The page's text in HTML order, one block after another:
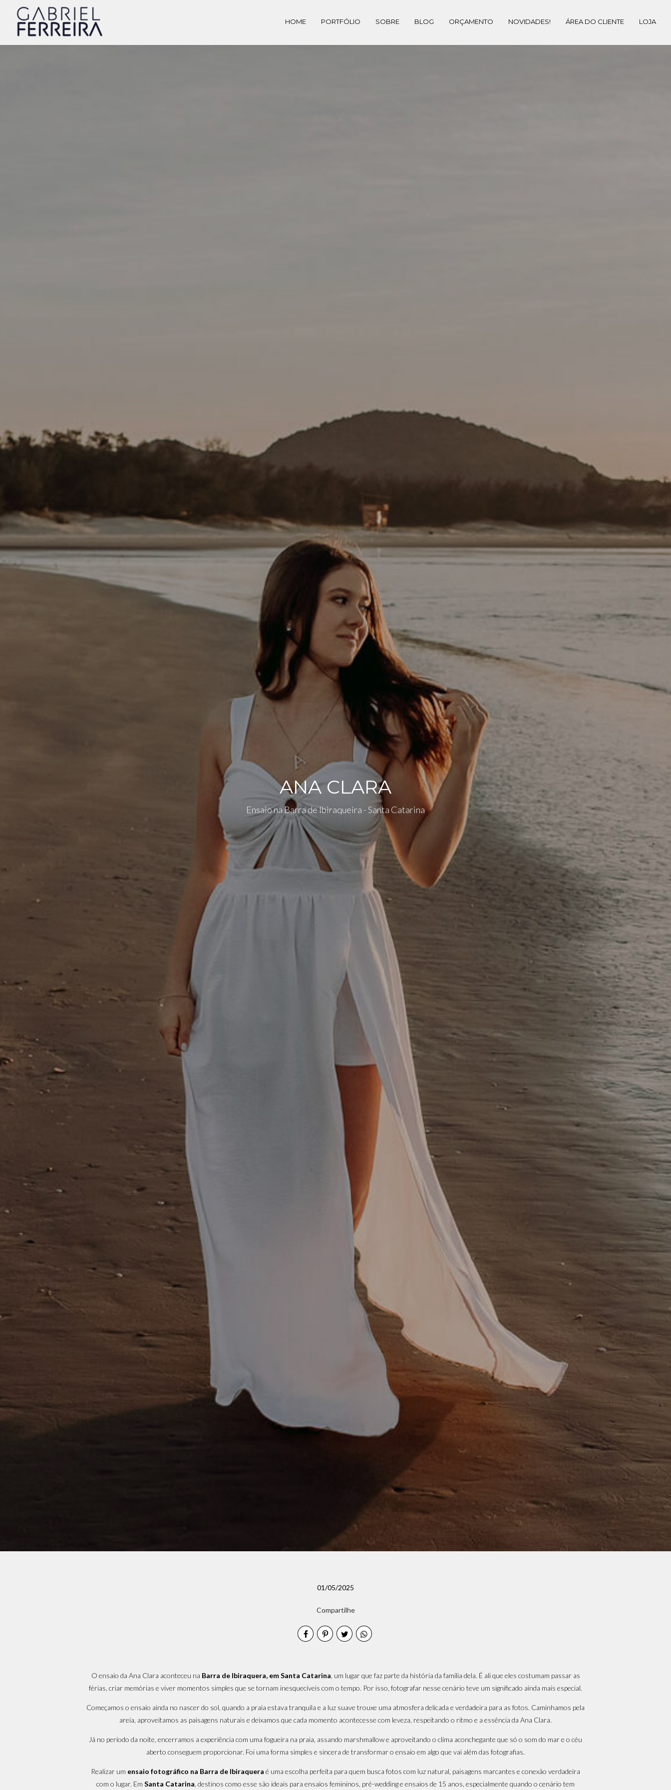
HOME PORTFÓLIO SOBRE BLOG ORÇAMENTO NOVIDADES! ÁREA DO CLIENTE LOJA
ANA CLARA
Ensaio na Barra de Ibiraqueira - Santa Catarina
01/05/2025
Compartilhe
O ensaio da Ana Clara aconteceu na Barra de Ibiraquera, em Santa Catarina , um lugar que faz parte da história da família dela. É ali que eles costumam passar as
férias, criar memórias e viver momentos simples que se tornam inesquecíveis com o tempo. Por isso, fotografar nesse cenário teve um significado ainda mais especial.
Começamos o ensaio ainda no nascer do sol, quando a praia estava tranquila e a luz suave trouxe uma atmosfera delicada e verdadeira para as fotos. Caminhamos pela
areia, aproveitamos as paisagens naturais e deixamos que cada momento acontecesse com leveza, respeitando o ritmo e a essência da Ana Clara.
Já no período da noite, encerramos a experiência com uma fogueira na praia, assando marshmallow e aproveitando o clima aconchegante que só o som do mar e o céu
aberto conseguem proporcionar. Foi uma forma simples e sincera de transformar o ensaio em algo que vai além das fotografias.
Realizar um ensaio fotográfico na Barra de Ibiraquera é uma escolha perfeita para quem busca fotos com luz natural, paisagens marcantes e conexão verdadeira
com o lugar. Em Santa Catarina , destinos como esse são ideais para ensaios femininos, pré-wedding e ensaios de 15 anos, especialmente quando o cenário tem